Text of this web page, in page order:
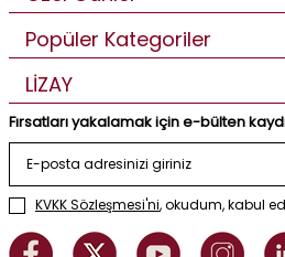
Popüler Kategoriler
LİZAY
Fırsatları yakalamak için e-bülten
KVKK Sözleşmesi'ni, okudum, kabul